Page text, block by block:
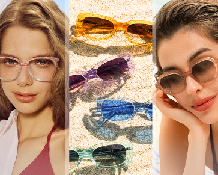
Ancho de la montura: 135 mm (Medio)
Bisagra de resorte: No
las monturas metálicas contienen níquel.